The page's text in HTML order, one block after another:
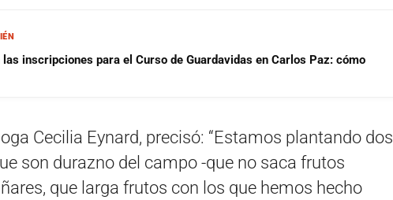
las inscripciones para el Curso de Guardavidas en Carlos Paz: cómo
Cecilia Eynard, precisó: “Estamos plantando dos
son durazno del campo -que no saca frutos
que larga frutos con los que hemos hecho